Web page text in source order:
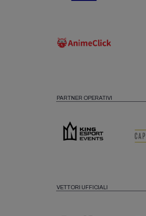
PARTNER OPERATIVI
VETTORI UFFICIALI